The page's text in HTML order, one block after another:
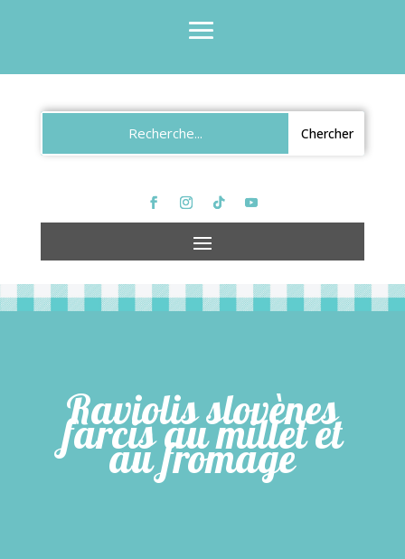
Raviolis slovènes
farcis au millet et
au fromage